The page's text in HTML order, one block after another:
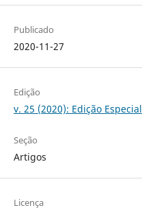
Publicado
2020-11-27
Edição
v. 25 (2020): Edição Especial
Seção
Artigos
Licença